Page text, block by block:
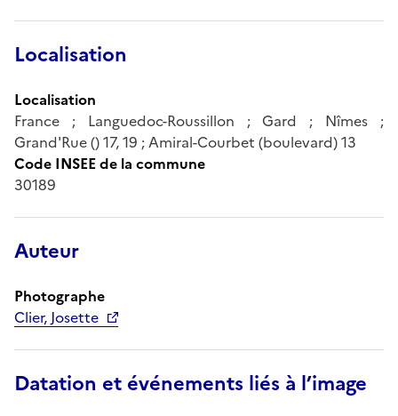
Localisation
Localisation
France ; Languedoc-Roussillon ; Gard ; Nîmes ;
Grand'Rue () 17, 19 ; Amiral-Courbet (boulevard) 13
Code INSEE de la commune
30189
Auteur
Photographe
Clier, Josette
Datation et événements liés à l’image